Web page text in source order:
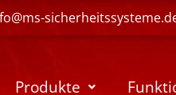
Produkte